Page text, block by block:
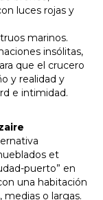
luces rojas y
marinos.
insólitas,
que el crucero
y realidad y
e intimidad.
et
puerto” en
una habitación
medias o largas.